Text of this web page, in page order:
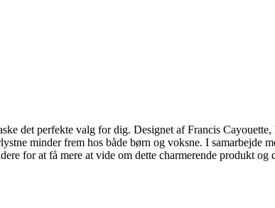
det perfekte valg for dig. Designet af Francis Cayouette,
minder frem hos både børn og voksne. I samarbejde
for at få mere at vide om dette charmerende produkt og